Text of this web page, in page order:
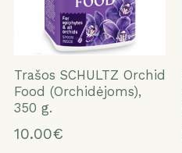
Trašos SCHULTZ Orchid
Food (Orchidėjoms),
350 g.
10.00€